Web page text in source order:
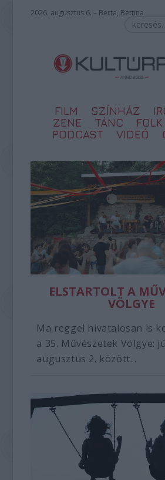
2026. augusztus 6. – Berta, Bettina
FILM SZÍNHÁZ
ZENE
TÁNC FOLK
PODCAST
VIDEÓ
ELSTARTOLT A
VÖLGYE
Ma reggel hivatalosan is
a 35. Művészetek Völgye:
augusztus 2. között...